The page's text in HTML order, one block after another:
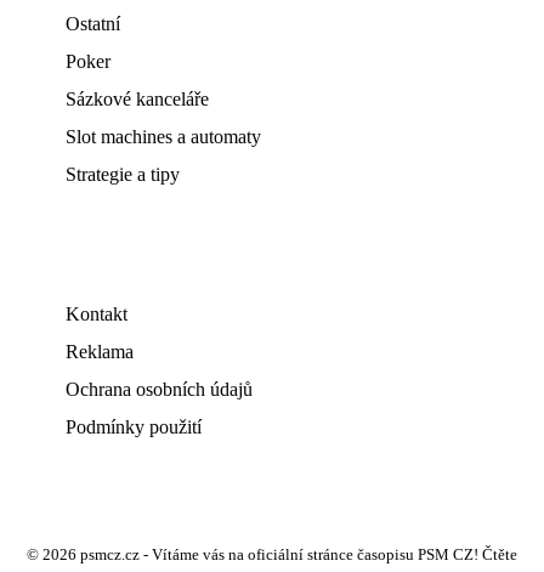
Ostatní
Poker
Sázkové kanceláře
Slot machines a automaty
Strategie a tipy
Kontakt
Reklama
Ochrana osobních údajů
Podmínky použití
© 2026 psmcz.cz - Vítáme vás na oficiální stránce časopisu PSM CZ! Čtěte